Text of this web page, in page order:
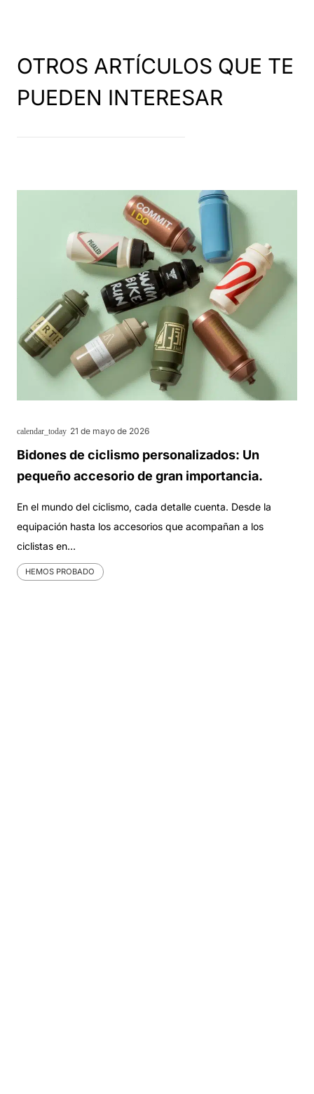
OTROS ARTÍCULOS QUE TE
PUEDEN INTERESAR
calendar_today 21 de mayo de 2026
Bidones de ciclismo personalizados: Un
pequeño accesorio de gran importancia.
En el mundo del ciclismo, cada detalle cuenta. Desde la
equipación hasta los accesorios que acompañan a los
ciclistas en…
HEMOS PROBADO